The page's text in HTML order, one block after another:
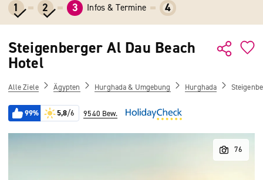
1 2 3 Infos & Termine 4
Steigenberger Al Dau Beach
Hotel
Alle Ziele Ägypten Hurghada & Umgebung Hurghada
99% 5,8/6 9540 Bew.